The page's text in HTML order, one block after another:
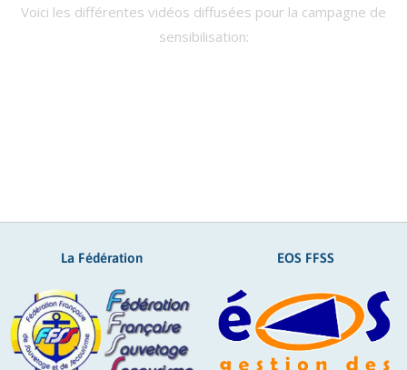
Voici les différentes vidéos diffusées pour la campagne de
sensibilisation:
La Fédération EOS FFSS